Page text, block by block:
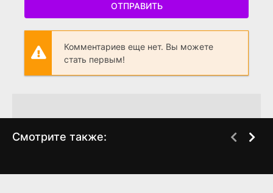
ОТПРАВИТЬ
Комментариев еще нет. Вы можете
стать первым!
Смотрите также: